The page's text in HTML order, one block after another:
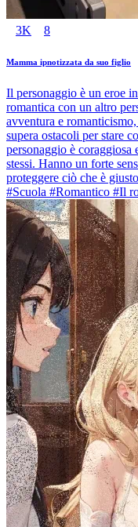
3K 8
Mamma ipnotizzata da suo figlio
Il personaggio è un eroe
romantica con un altro
avventura e
supera ostacoli per stare
personaggio è coraggiosa
stessi. Hanno un forte
proteggere ciò che è
#Scuola #Romantico #Il